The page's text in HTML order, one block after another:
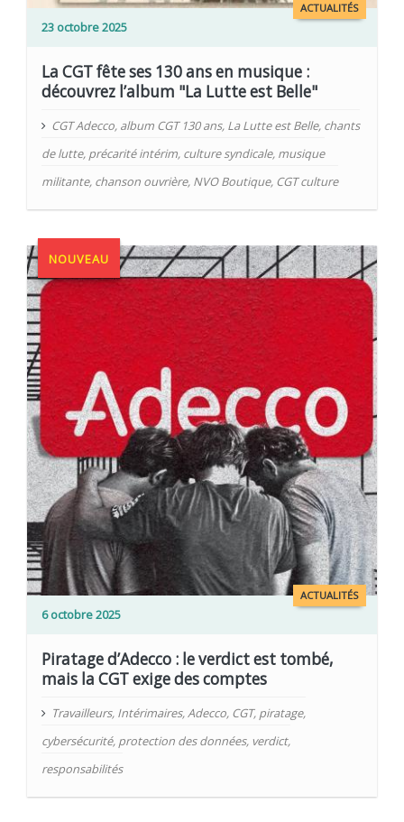
ACTUALITÉS
23 octobre 2025
La CGT fête ses 130 ans en musique :
découvrez l’album "La Lutte est Belle"
CGT Adecco, album CGT 130 ans, La Lutte est Belle, chants
de lutte, précarité intérim, culture syndicale, musique
militante, chanson ouvrière, NVO Boutique, CGT culture
NOUVEAU
ACTUALITÉS
6 octobre 2025
Piratage d’Adecco : le verdict est tombé,
mais la CGT exige des comptes
Travailleurs, Intérimaires,Adecco, CGT, piratage,
cybersécurité, protection des données, verdict,
responsabilités